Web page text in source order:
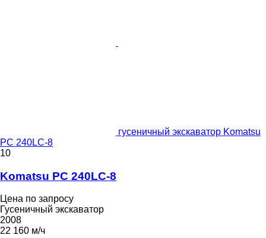
гусеничный экскаватор Komatsu
PC 240LC-8
10
Komatsu PC 240LC-8
Цена по запросу
Гусеничный экскаватор
2008
22 160 м/ч